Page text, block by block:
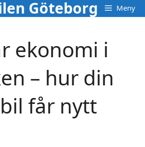
Göteborg Meny
ekonomi i
– hur din
får nytt